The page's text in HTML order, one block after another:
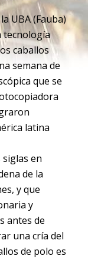
UBA (Fauba)
tecnología
caballos
semana de
que se
latina
siglas en
de la
y que
y
antes de
una cría del
de polo es